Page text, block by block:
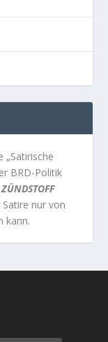
„Satirische
BRD-Politik
ZÜNDSTOFF
nur von
kann.